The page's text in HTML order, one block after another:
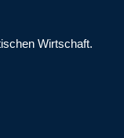
Wirtschaft.